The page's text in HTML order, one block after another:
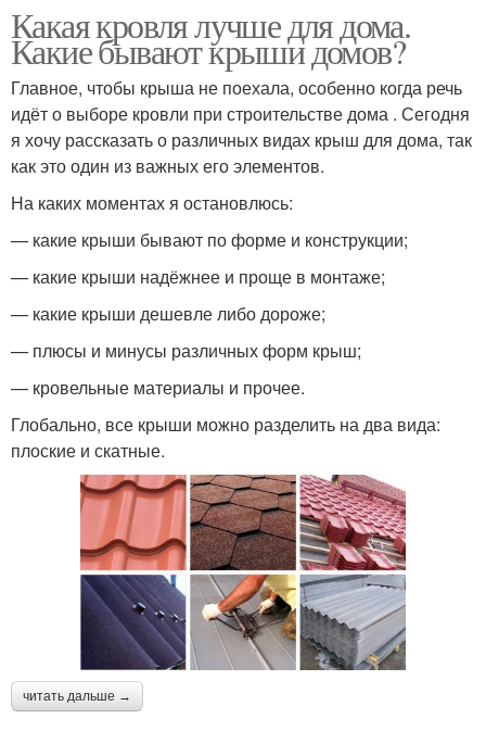
Какая кровля лучше для дома.
Какие бывают крыши домов?
Главное, чтобы крыша не поехала, особенно когда речь
идёт о выборе кровли при строительстве дома . Сегодня
я хочу рассказать о различных видах крыш для дома, так
как это один из важных его элементов.
На каких моментах я остановлюсь:
— какие крыши бывают по форме и конструкции;
— какие крыши надёжнее и проще в монтаже;
— какие крыши дешевле либо дороже;
— плюсы и минусы различных форм крыш;
— кровельные материалы и прочее.
Глобально, все крыши можно разделить на два вида:
плоские и скатные.
читать дальше →